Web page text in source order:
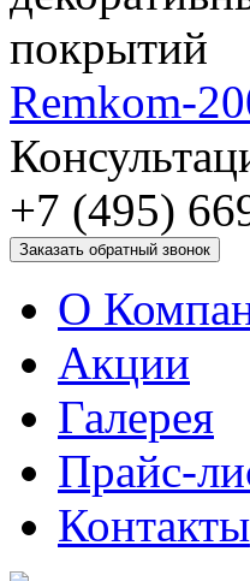
Remkom-
+7 (495)
О
Акции
Галерея
Прайс-
Контакты